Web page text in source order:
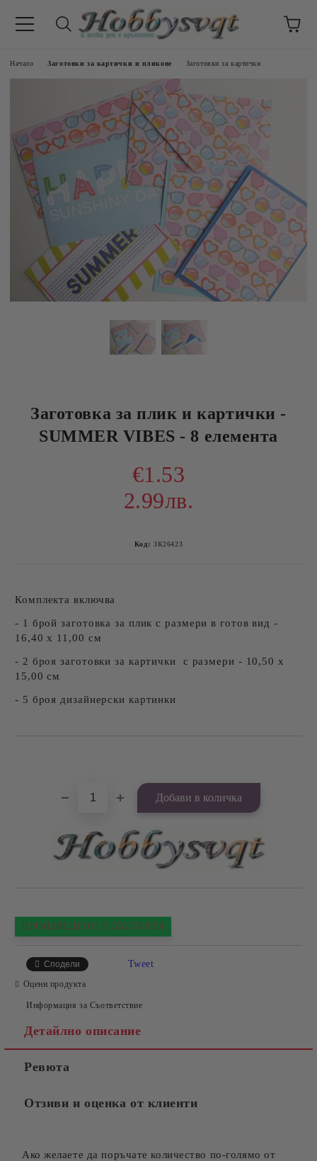
Начало Заготовки за картички и пликове Заготовки за картички
Заготовка за плик и картички -
SUMMER VIBES - 8 елемента
€1.53
2.99лв.
Код: ЗК26423
Комплекта включва
- 1 брой заготовка за плик с размери в готов вид -
16,40 х 11,00 см
- 2 броя заготовки за картички с размери - 10,50 х
15,00 см
- 5 броя дизайнерски картинки
ПРОИЗВЕДЕНО В БЪЛГАРИЯ
Сподели Tweet
Оцени продукта
Информация за Съответствие
Детайлно описание
Ревюта
Отзиви и оценка от клиенти
Ако желаете да поръчате количество по-голямо от